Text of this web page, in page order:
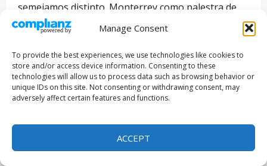
Manage Consent
To provide the best experiences, we use technologies like cookies to
store and/or access device information. Consenting to these
technologies will allow us to process data such as browsing behavior or
unique IDs on this site. Not consenting or withdrawing consent, may
adversely affect certain features and functions.
ACCEPT
semejamos distinto. Monterrey como palestra de
las luchas violentas y de las armas que laceran
postal documental en la fotografía de Damián
García, cuya magnífica ambientación hace del
vestuario de Magdalena de la Riva y Gabriela
Fernández, una estampa referente que le permite a
Nominada a Premio Goya y ganadora del Festival de